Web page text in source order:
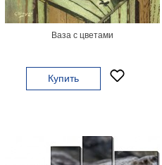
Ваза с цветами
Купить